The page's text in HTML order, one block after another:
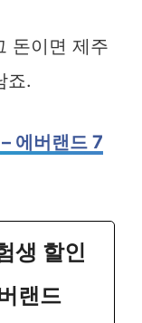
돈이면 제주
죠.
에버랜드 7
생 할인
랜드